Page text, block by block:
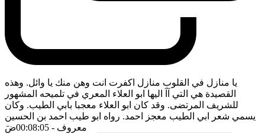
يا منازل في القلوب منازل اكفرت انت وهن منك يا وائل. وهذه
القصيدة هي التي آآ اليها ابو العلاء المعري في تلميحه المشهور
للشريف المرتضى. وقد كان ابو العلاء معجبا بابي الطيب. وكان
يسمي شعر ابي الطيب معجز احمد. رواه ابو طيب احمد بن الحسين
معروف - 00:08:05 ضَ